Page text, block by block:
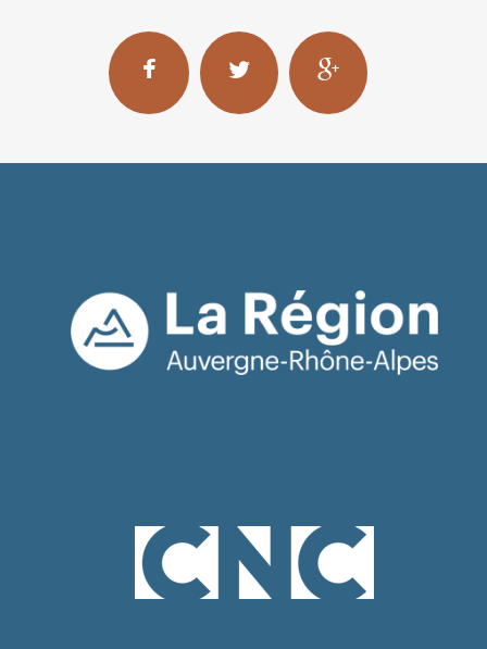
Animafest Zagreb (Croatie, 2022) - Compétition films
d'étudiants
(Allemagne, 2022) - Programmes spéciaux